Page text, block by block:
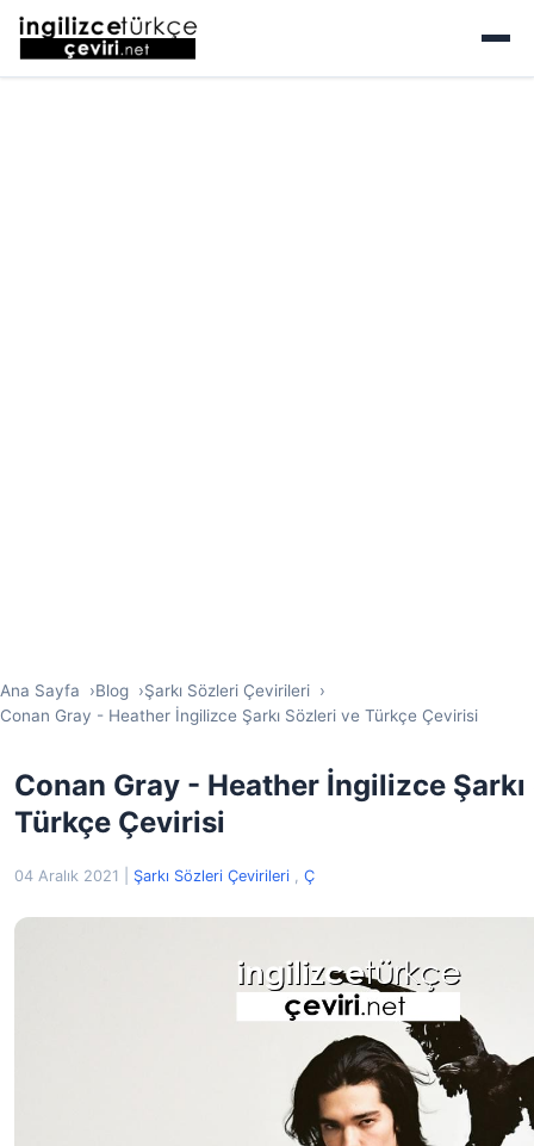
Ana Sayfa Blog
Şarkı Sözleri Çevirileri
Conan Gray - Heather İngilizce Şarkı Sözleri ve Türkçe Çevirisi
Conan Gray - Heather İngilizce
Türkçe Çevirisi
04 Aralık 2021 Şarkı Sözleri Çevirileri , Ç